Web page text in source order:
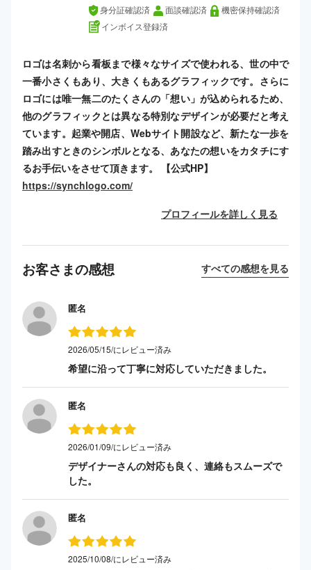
身分証確認済 面談確認済
機密保持確認済
インボイス登録済
ロゴは名刺から看板まで様々なサイズで使われる、世の中で
一番小さくもあり、大きくもあるグラフィックです。さらに
ロゴには唯一無二のたくさんの「想い」が込められるため、
他のグラフィックとは異なる特別なデザインが必要だと考え
ています。起業や開店、Webサイト開設など、新たな一歩を
踏み出すときのシンボルとなる、あなたの想いをカタチにす
るお手伝いをさせて頂きます。 【公式HP】
https://synchlogo.com/
プロフィールを詳しく見る
お客さまの感想 すべての感想を見る
匿名
2026/05/15/にレビュー済み
希望に沿って丁寧に対応していただきました。
匿名
2026/01/09/にレビュー済み
デザイナーさんの対応も良く、連絡もスムーズで
した。
匿名
2025/10/08/にレビュー済み